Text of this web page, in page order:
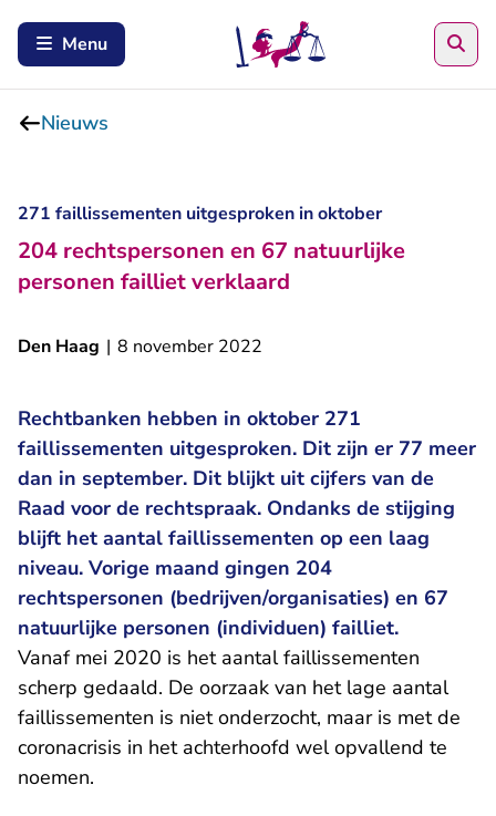
Menu
Nieuws
271 faillissementen uitgesproken in oktober
204 rechtspersonen en 67 natuurlijke
personen failliet verklaard
Den Haag | 8 november 2022
Rechtbanken hebben in oktober 271
faillissementen uitgesproken. Dit zijn er 77 meer
dan in september. Dit blijkt uit cijfers van de
Raad voor de rechtspraak. Ondanks de stijging
blijft het aantal faillissementen op een laag
niveau. Vorige maand gingen 204
rechtspersonen (bedrijven/organisaties) en 67
natuurlijke personen (individuen) failliet.
Vanaf mei 2020 is het aantal faillissementen
scherp gedaald. De oorzaak van het lage aantal
faillissementen is niet onderzocht, maar is met de
coronacrisis in het achterhoofd wel opvallend te
noemen.